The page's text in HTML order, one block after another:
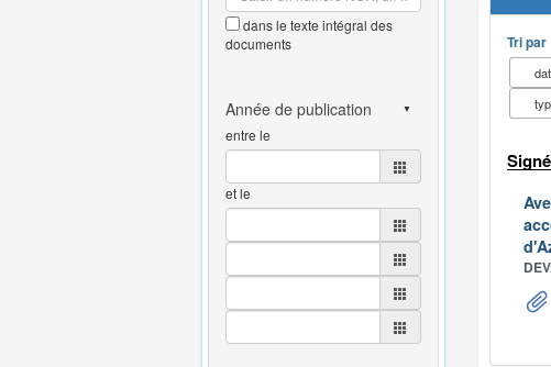
dans le texte intégral des
documents
entre le
et le
Tri par